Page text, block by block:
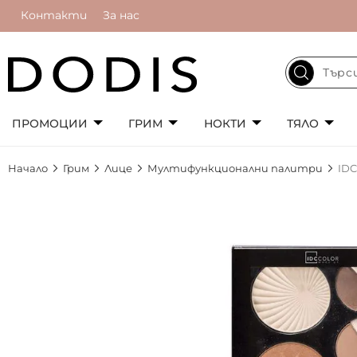
Контакти За нас
ПРОМОЦИИ ГРИМ НОКТИ ТЯЛО
Начало Грим Лице Мултифункционални палитри